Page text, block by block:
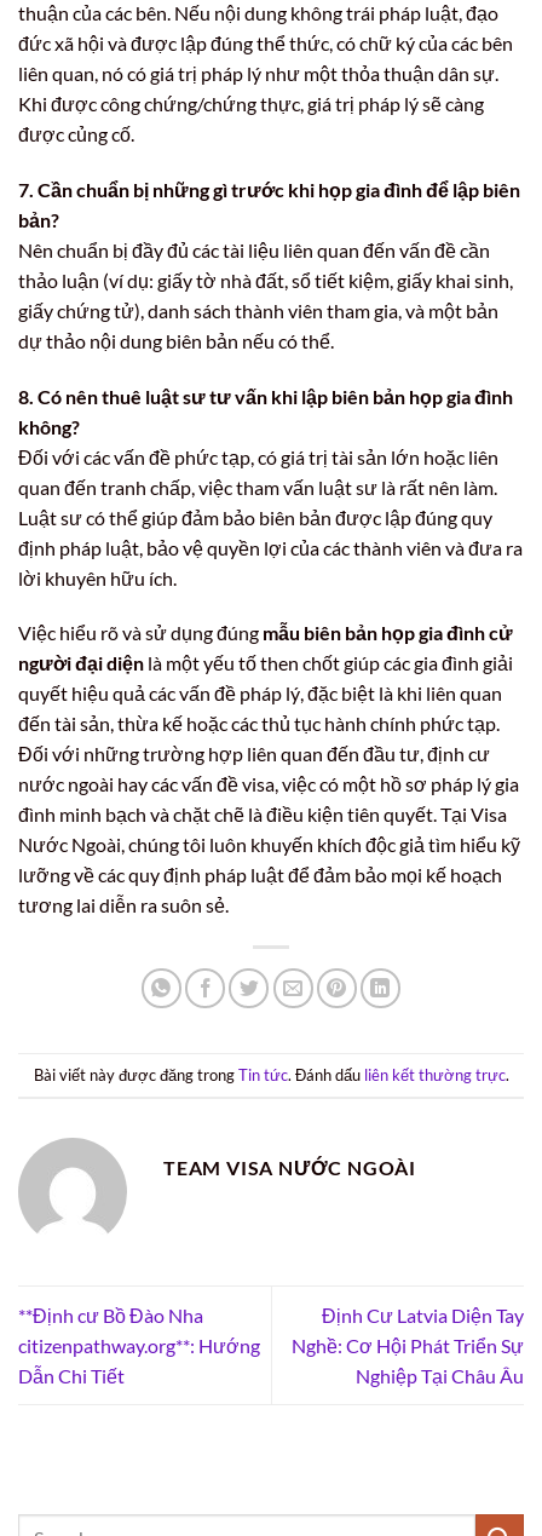
thuận của các bên. Nếu nội dung không trái pháp luật, đạo
đức xã hội và được lập đúng thể thức, có chữ ký của các bên
liên quan, nó có giá trị pháp lý như một thỏa thuận dân sự.
Khi được công chứng/chứng thực, giá trị pháp lý sẽ càng
được củng cố.
7. Cần chuẩn bị những gì trước khi họp gia đình để lập biên
bản?
Nên chuẩn bị đầy đủ các tài liệu liên quan đến vấn đề cần
thảo luận (ví dụ: giấy tờ nhà đất, sổ tiết kiệm, giấy khai sinh,
giấy chứng tử), danh sách thành viên tham gia, và một bản
dự thảo nội dung biên bản nếu có thể.
8. Có nên thuê luật sư tư vấn khi lập biên bản họp gia đình
không?
Đối với các vấn đề phức tạp, có giá trị tài sản lớn hoặc liên
quan đến tranh chấp, việc tham vấn luật sư là rất nên làm.
Luật sư có thể giúp đảm bảo biên bản được lập đúng quy
định pháp luật, bảo vệ quyền lợi của các thành viên và đưa ra
lời khuyên hữu ích.
Việc hiểu rõ và sử dụng đúng mẫu biên bản họp gia đình cử
người đại diện là một yếu tố then chốt giúp các gia đình giải
quyết hiệu quả các vấn đề pháp lý, đặc biệt là khi liên quan
đến tài sản, thừa kế hoặc các thủ tục hành chính phức tạp.
Đối với những trường hợp liên quan đến đầu tư, định cư
nước ngoài hay các vấn đề visa, việc có một hồ sơ pháp lý gia
đình minh bạch và chặt chẽ là điều kiện tiên quyết. Tại Visa
Nước Ngoài, chúng tôi luôn khuyến khích độc giả tìm hiểu kỹ
lưỡng về các quy định pháp luật để đảm bảo mọi kế hoạch
tương lai diễn ra suôn sẻ.
Bài viết này được đăng trongTin tức. Đánh dấu liên kết thường trực.
TEAM VISA NƯỚC NGOÀI
**Định cư Bồ Đào Nha
citizenpathway.org**: Hướng
Dẫn Chi Tiết
Định Cư Latvia Diện Tay
Nghề: Cơ Hội Phát Triển Sự
Nghiệp Tại Châu Âu